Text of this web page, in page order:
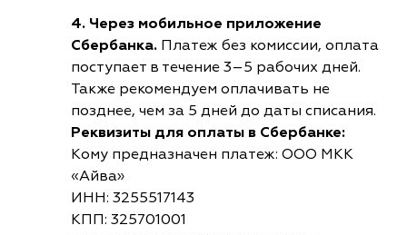
4. Через мобильное приложение
Сбербанка. Платеж без комиссии, оплата
поступает в течение 3–5 рабочих дней.
Также рекомендуем оплачивать не
позднее, чем за 5 дней до даты списания.
Реквизиты для оплаты в Сбербанке:
Кому предназначен платеж: ООО МКК
«Айва»
ИНН: 3255517143
КПП: 325701001